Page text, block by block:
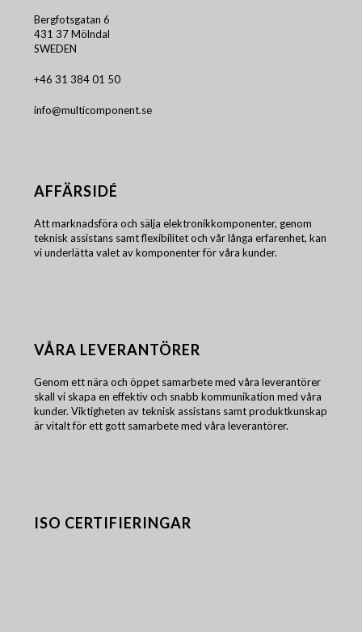
Bergfotsgatan 6
431 37 Mölndal
SWEDEN
+46 31 384 01 50
info@multicomponent.se
AFFÄRSIDÉ
Att marknadsföra och sälja elektronikkomponenter, genom
teknisk assistans samt flexibilitet och vår långa erfarenhet, kan
vi underlätta valet av komponenter för våra kunder.
VÅRA LEVERANTÖRER
Genom ett nära och öppet samarbete med våra leverantörer
skall vi skapa en effektiv och snabb kommunikation med våra
kunder. Viktigheten av teknisk assistans samt produktkunskap
är vitalt för ett gott samarbete med våra leverantörer.
ISO CERTIFIERINGAR